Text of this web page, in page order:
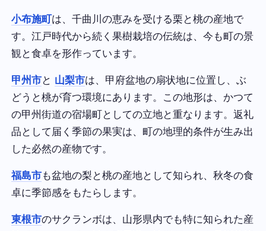
小布施町は、千曲川の恵みを受ける栗と桃の産地で
す。江戸時代から続く果樹栽培の伝統は、今も町の景
観と食卓を形作っています。
甲州市と 山梨市は、甲府盆地の扇状地に位置し、ぶ
どうと桃が育つ環境にあります。この地形は、かつて
の甲州街道の宿場町としての立地と重なります。返礼
品として届く季節の果実は、町の地理的条件が生み出
した必然の産物です。
福島市も盆地の梨と桃の産地として知られ、秋冬の食
卓に季節感をもたらします。
東根市のサクランボは、山形県内でも特に知られた産